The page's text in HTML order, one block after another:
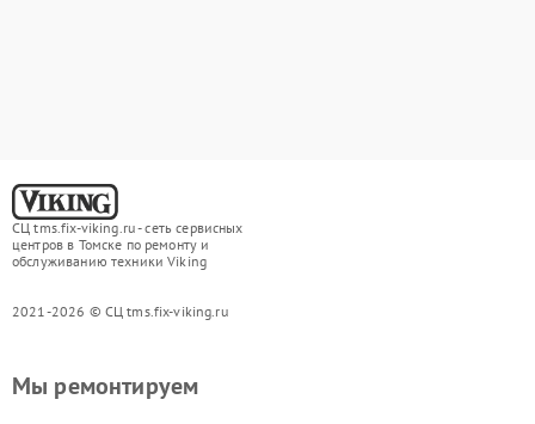
СЦ tms.fix-viking.ru - сеть сервисных
центров в Томске по ремонту и
обслуживанию техники Viking
2021-2026 © СЦ tms.fix-viking.ru
Мы ремонтируем